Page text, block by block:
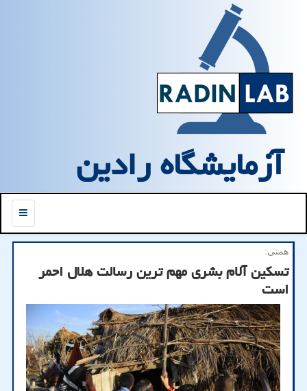
آزمایشگاه رادین
منو
همتی:
تسكین آلام بشری مهم ترین رسالت هلال احمر
است